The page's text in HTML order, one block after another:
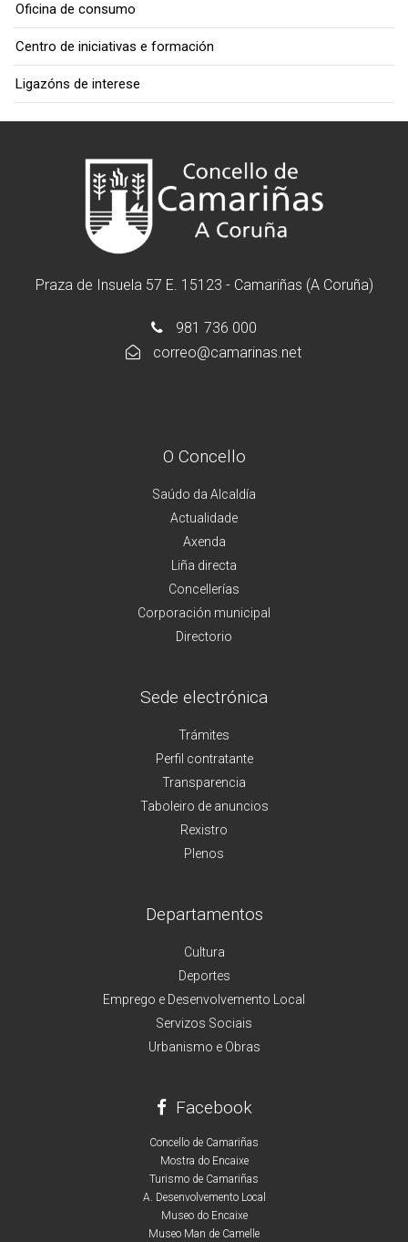
Oficina de consumo
Centro de iniciativas e formación
Ligazóns de interese
Praza de Insuela 57 E. 15123 - Camariñas (A Coruña)
981 736 000
correo@camarinas.net
O Concello
Saúdo da Alcaldía
Actualidade
Axenda
Liña directa
Concellerías
Corporación municipal
Directorio
Sede electrónica
Trámites
Perfil contratante
Transparencia
Taboleiro de anuncios
Rexistro
Plenos
Departamentos
Cultura
Deportes
Emprego e Desenvolvemento Local
Servizos Sociais
Urbanismo e Obras
Facebook
Concello de Camariñas
Mostra do Encaixe
Turismo de Camariñas
A. Desenvolvemento Local
Museo do Encaixe
Museo Man de Camelle